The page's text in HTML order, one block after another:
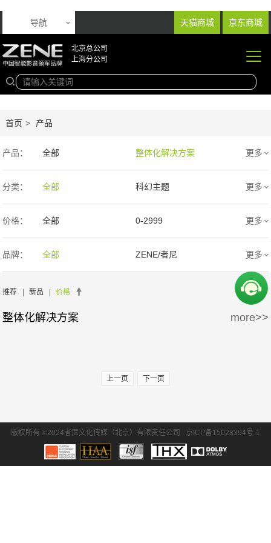
天猫商城 京东商城
导航
北京总公司
上海分公司
首页 > 产品
产品： 全部 整体化解决方案
音响产品 投影产品
专业扩声音箱 幕布产品
声学产品 智能产品
周边产品
更多
分类： 全部 科幻主题
欧式 新中式
现代简约 简欧
更多
价格： 全部 0-2999
3000-9999 1万-5万
5万-15万
30万-50万
更多
品牌： 全部 ZENE/者尼 更多
推荐 | 新品 | 价格
整体化解决方案 more>>
上一页 下一页
版权所有 ©2024者尼文化传媒（北京）有限责任公司 京ICP备15028394号-1